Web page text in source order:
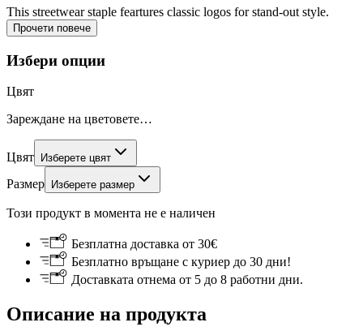
This streetwear staple feartures classic logos for stand-out style.
Прочети повече
Избери опции
Цвят
Зареждане на цветовете…
Цвят Изберете цвят
Размер Изберете размер
Този продукт в момента не е наличен
Безплатна доставка от 30€
Безплатно връщане с куриер до 30 дни!
Доставката отнема от 5 до 8 работни дни.
Описание на продукта